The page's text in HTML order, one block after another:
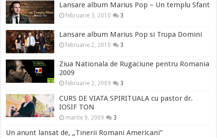
Lansare album Marius Pop – Un templu Sfant
februarie 3, 2010 3
Lansare album Marius Pop si Trupa Domini
februarie 2, 2010 3
Ziua Nationala de Rugaciune pentru Romania
2009
februarie 2, 2009 3
CURS DE VIATA SPIRITUALA cu pastor dr.
IOSIF TON
martie 9, 2009 3
Un anunt lansat de, „Tinerii Romani Americani”